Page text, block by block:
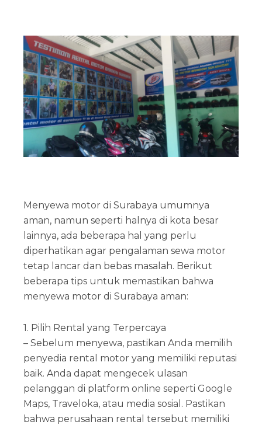
Menyewa motor di Surabaya umumnya
aman, namun seperti halnya di kota besar
lainnya, ada beberapa hal yang perlu
diperhatikan agar pengalaman sewa motor
tetap lancar dan bebas masalah. Berikut
beberapa tips untuk memastikan bahwa
menyewa motor di Surabaya aman:
1. Pilih Rental yang Terpercaya
– Sebelum menyewa, pastikan Anda memilih
penyedia rental motor yang memiliki reputasi
baik. Anda dapat mengecek ulasan
pelanggan di platform online seperti Google
Maps, Traveloka, atau media sosial. Pastikan
bahwa perusahaan rental tersebut memiliki